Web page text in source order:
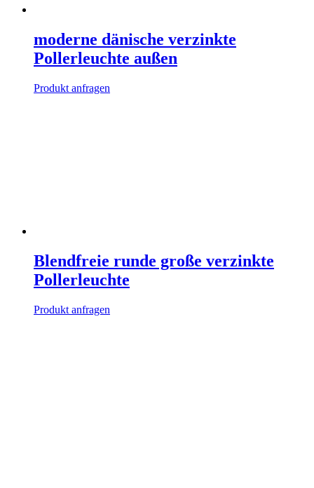
moderne dänische verzinkte
Pollerleuchte außen
Produkt anfragen
Blendfreie runde große verzinkte
Pollerleuchte
Produkt anfragen